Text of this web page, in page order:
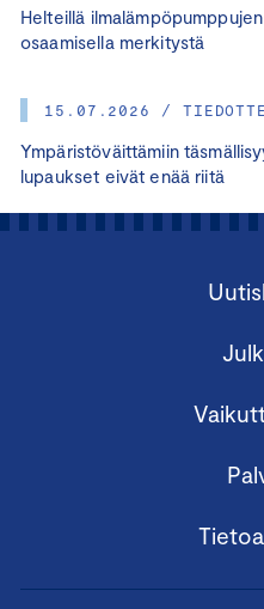
Helteillä
osaamisella merkitystä
15.07.2026 /
Ympäristöväittämiin
lupaukset eivät enää riitä